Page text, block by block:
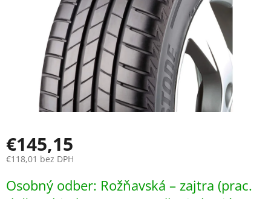
€145,15
€118,01 bez DPH
cena:
Osobný odber: Rožňavská – zajtra (prac.